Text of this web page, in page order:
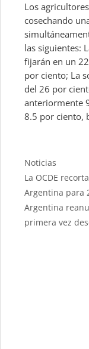
Los
cosechando
las siguientes:
fijarán en un
por ciento; La
del 26 por
anteriormente
8.5 por ciento,
Categories
Noticias
La OCDE
Argentina para
Argentina
primera vez